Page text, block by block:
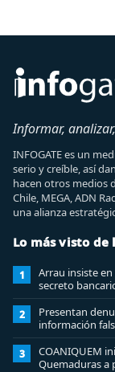
Informar,
INFOGATE es un
serio y creíble, así
hacen otros medios
Chile, MEGA, ADN
una alianza
Lo más visto de
1
Arrau insiste
secreto
2
Presentan
información
3
COANIQUEM
Quemaduras a